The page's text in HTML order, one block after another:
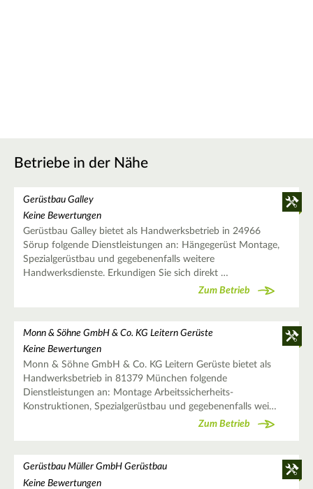
Betriebe in der Nähe
Gerüstbau Galley
Keine Bewertungen
Gerüstbau Galley bietet als Handwerksbetrieb in 24966
Sörup folgende Dienstleistungen an: Hängegerüst Montage,
Spezialgerüstbau und gegebenenfalls weitere
Handwerksdienste. Erkundigen Sie sich direkt …
Zum Betrieb
Monn & Söhne GmbH & Co. KG Leitern Gerüste
Keine Bewertungen
Monn & Söhne GmbH & Co. KG Leitern Gerüste bietet als
Handwerksbetrieb in 81379 München folgende
Dienstleistungen an: Montage Arbeitssicherheits-
Konstruktionen, Spezialgerüstbau und gegebenenfalls wei…
Zum Betrieb
Gerüstbau Müller GmbH Gerüstbau
Keine Bewertungen